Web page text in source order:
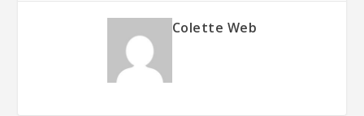
Colette Web